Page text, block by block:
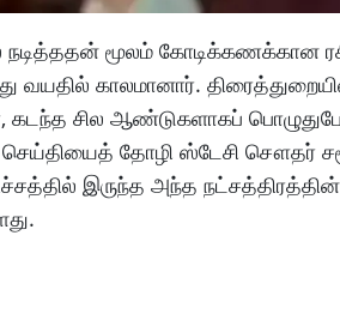
நடித்ததன் மூலம்
காலமானார்.
கடந்த சில ஆண்டுகளாகப்
தோழி ஸ்டேசி சௌதர்
இருந்த அந்த